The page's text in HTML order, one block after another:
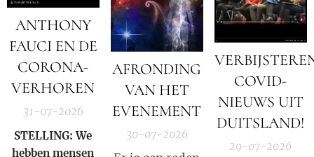
straf?
ANTHONY
FAUCI EN DE
CORONA-
VERHOREN
31-07-2026
STELLING: We
hebben mensen
AFRONDING
VAN HET
EVENEMENT
30-07-2026
COVID-
NIEUWS UIT
DUITSLAND!
29-07-2026